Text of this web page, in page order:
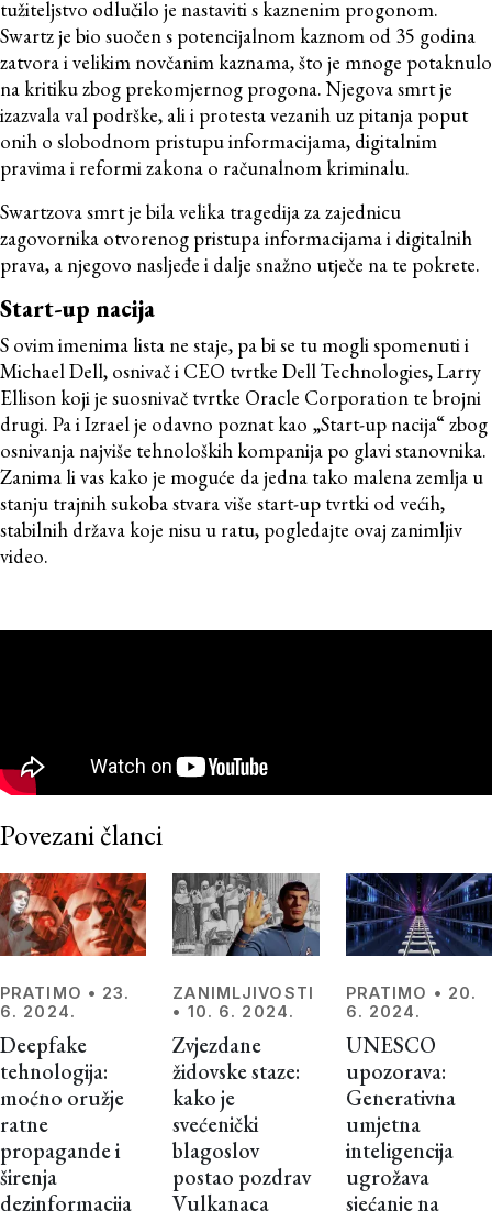
tužiteljstvo odlučilo je nastaviti s kaznenim progonom.
Swartz je bio suočen s potencijalnom kaznom od 35 godina
zatvora i velikim novčanim kaznama, što je mnoge potaknulo
na kritiku zbog prekomjernog progona. Njegova smrt je
izazvala val podrške, ali i protesta vezanih uz pitanja poput
onih o slobodnom pristupu informacijama, digitalnim
pravima i reformi zakona o računalnom kriminalu.
Swartzova smrt je bila velika tragedija za zajednicu
zagovornika otvorenog pristupa informacijama i digitalnih
prava, a njegovo nasljeđe i dalje snažno utječe na te pokrete.
Start-up nacija
S ovim imenima lista ne staje, pa bi se tu mogli spomenuti i
Michael Dell, osnivač i CEO tvrtke Dell Technologies, Larry
Ellison koji je suosnivač tvrtke Oracle Corporation te brojni
drugi. Pa i Izrael je odavno poznat kao „Start-up nacija“ zbog
osnivanja najviše tehnoloških kompanija po glavi stanovnika.
Zanima li vas kako je moguće da jedna tako malena zemlja u
stanju trajnih sukoba stvara više start-up tvrtki od većih,
stabilnih država koje nisu u ratu, pogledajte ovaj zanimljiv
video.
Povezani članci
PRATIMO • 23.
6. 2024.
Deepfake
tehnologija:
moćno oružje
ratne
propagande i
širenja
dezinformacija
ZANIMLJIVOSTI
• 10. 6. 2024.
Zvjezdane
židovske staze:
kako je
svećenički
blagoslov
postao pozdrav
Vulkanaca
PRATIMO • 20.
6. 2024.
UNESCO
upozorava:
Generativna
umjetna
inteligencija
ugrožava
sjećanje na